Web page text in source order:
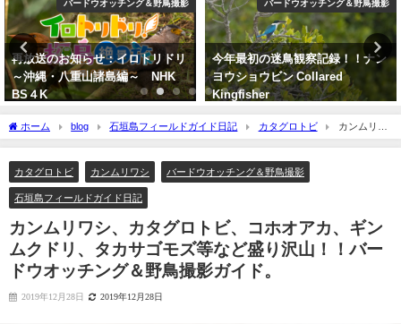
バードウオッチング＆野鳥撮影
今年最初の迷鳥観察記録！！ナン
ヨウショウビン Collared
Kingfisher
YouTube
【枝で休む】ヤツガシラ
Eurasian Hoopoe
2026年3月3日
ホーム blog 石垣島フィールドガイド日記 カタグロトビ
カンムリワ
シ、カタグロトビ、コホオアカ、ギンムクドリ、タカサゴモズ等など盛り沢山！！バ
カタグロトビ
カンムリワシ バードウオッチング＆野鳥撮影
石垣島フィールドガイド日記
カンムリワシ、カタグロトビ、コホオアカ、ギン
ムクドリ、タカサゴモズ等など盛り沢山！！バー
ドウオッチング＆野鳥撮影ガイド。
2019年12月28日 2019年12月28日